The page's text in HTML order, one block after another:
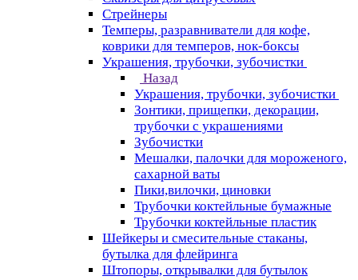
Стрейнеры
Темперы, разравниватели для кофе,
коврики для темперов, нок-боксы
Украшения, трубочки, зубочистки
Назад
Украшения, трубочки, зубочистки
Зонтики, прищепки, декорации,
трубочки с украшениями
Зубочистки
Мешалки, палочки для мороженого,
сахарной ваты
Пики,вилочки, циновки
Трубочки коктейльные бумажные
Трубочки коктейльные пластик
Шейкеры и смесительные стаканы,
бутылка для флейринга
Штопоры, открывалки для бутылок